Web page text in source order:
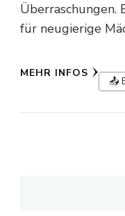
Überraschungen.
für neugierige
MEHR INFOS
📤